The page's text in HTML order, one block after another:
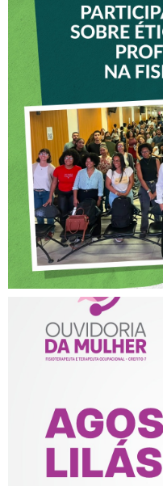
VICE-
OFICINA
POSTURA
NA
AGOSTO